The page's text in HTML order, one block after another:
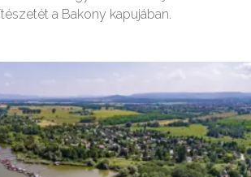
a Bakony kapujában.